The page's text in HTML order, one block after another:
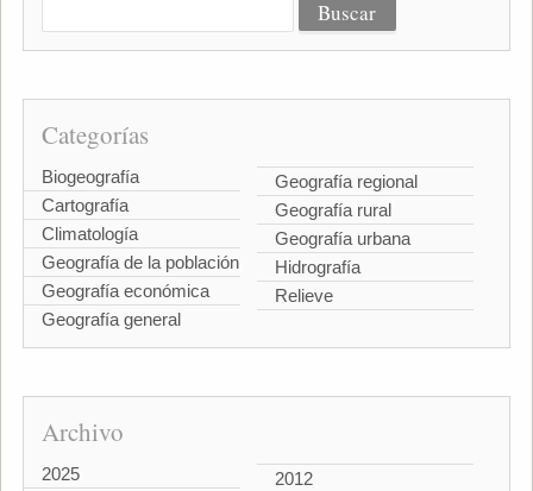
Categorías
Biogeografía
Cartografía
Climatología
Geografía de la población
Geografía económica
Geografía general
Geografía regional
Geografía rural
Geografía urbana
Hidrografía
Relieve
Archivo
2025
2012